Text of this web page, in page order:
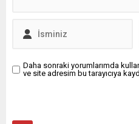
Daha sonraki yorumlarımda
ve site adresim bu tarayıcıya